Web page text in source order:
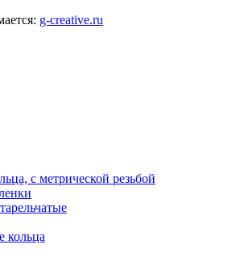
g-creative.ru
с метрической резьбой
кольца